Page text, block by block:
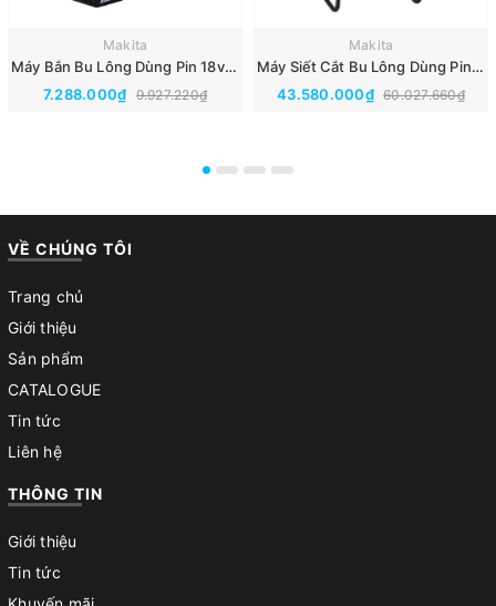
Makita
Máy Bắn Bu Lông Dùng Pin 18v Makita DTW180RFE(BL)
7.288.000₫ 9.927.220₫
Makita
Máy Siết Cắt Bu Lông Dùng Pin 18Vx2 Makita DWT310ZK(Thân Máy)(BL)
43.580.000₫ 60.027.660₫
VỀ CHÚNG TÔI
Trang chủ
Giới thiệu
Sản phẩm
CATALOGUE
Tin tức
Liên hệ
THÔNG TIN
Giới thiệu
Tin tức